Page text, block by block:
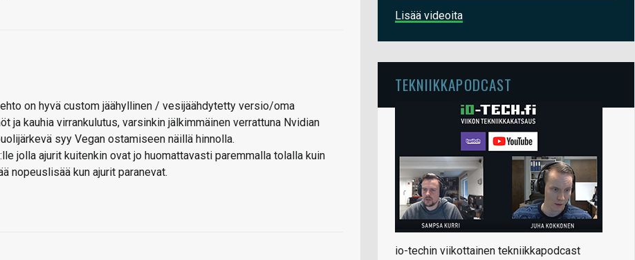
on hyvä custom jäähyllinen / vesijäähdytetty versio/oma
ja kauhia virrankulutus, varsinkin jälkimmäinen verrattuna Nvidian
syy Vegan ostamiseen näillä hinnolla.
jolla ajurit kuitenkin ovat jo huomattavasti paremmalla tolalla kuin
nopeuslisää kun ajurit paranevat.
Lisää videoita
TEKNIIKKAPODCAST
io-techin viikottainen tekniikkapodcast